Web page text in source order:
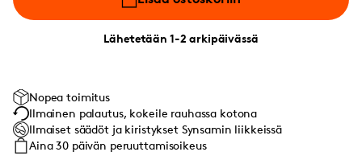
Lähetetään 1-2 arkipäivässä
Nopea toimitus
Ilmainen palautus, kokeile rauhassa kotona
Ilmaiset säädöt ja kiristykset Synsamin liikkeissä
Aina 30 päivän peruuttamisoikeus